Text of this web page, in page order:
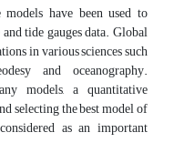
have been used to
tide gauges data. Global
in various sciences such
and oceanography.
models, a quantitative
selecting the best model of
as an important